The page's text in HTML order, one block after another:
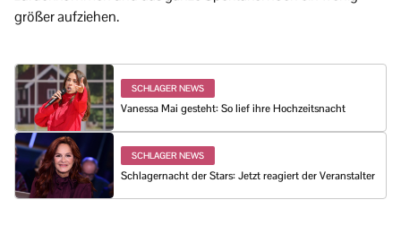
größer aufziehen.
SCHLAGER NEWS
Vanessa Mai gesteht: So lief ihre Hochzeitsnacht
SCHLAGER NEWS
Schlagernacht der Stars: Jetzt reagiert der Veranstalter